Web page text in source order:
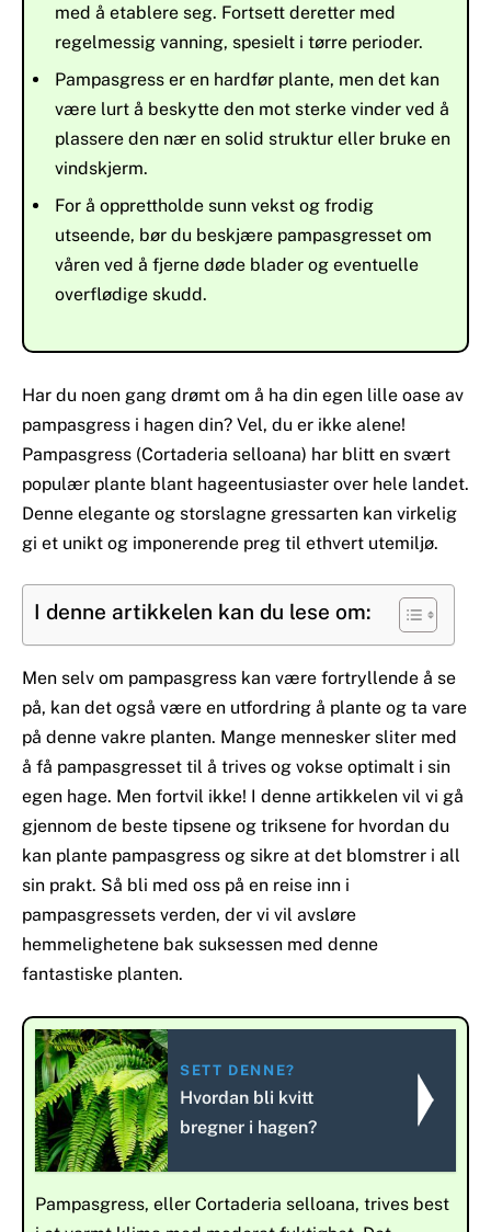
med å etablere seg. Fortsett deretter med
regelmessig vanning, spesielt i tørre perioder.
Pampasgress er en hardfør plante, men det kan
være lurt å beskytte den mot sterke vinder ved å
plassere den nær en solid struktur eller bruke en
vindskjerm.
For å opprettholde sunn vekst og frodig
utseende, bør du beskjære pampasgresset om
våren ved å fjerne døde blader og eventuelle
overflødige skudd.
Har du noen gang drømt om å ha din egen lille oase av
pampasgress i hagen din? Vel, du er ikke alene!
Pampasgress (Cortaderia selloana) har blitt en svært
populær plante blant hageentusiaster over hele landet.
Denne elegante og storslagne gressarten kan virkelig
gi et unikt og imponerende preg til ethvert utemiljø.
I denne artikkelen kan du lese om:
Men selv om pampasgress kan være fortryllende å se
på, kan det også være en utfordring å plante og ta vare
på denne vakre planten. Mange mennesker sliter med
å få pampasgresset til å trives og vokse optimalt i sin
egen hage. Men fortvil ikke! I denne artikkelen vil vi gå
gjennom de beste tipsene og triksene for hvordan du
kan plante pampasgress og sikre at det blomstrer i all
sin prakt. Så bli med oss ​​på en reise inn i
pampasgressets verden, der vi vil avsløre
hemmelighetene bak suksessen med denne
fantastiske planten.
SETT DENNE?
Hvordan bli kvitt
bregner i hagen?
Pampasgress, eller Cortaderia selloana, trives best